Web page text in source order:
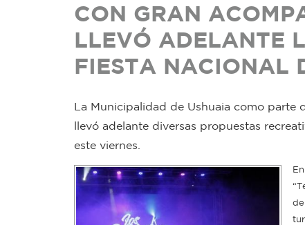
CON GRAN
LLEVÓ ADELANTE
FIESTA NACIONAL
La Municipalidad de Ushuaia como parte
llevó adelante diversas propuestas
este viernes.